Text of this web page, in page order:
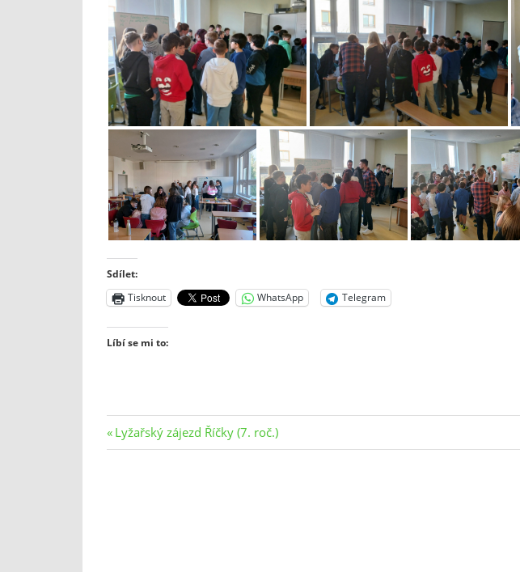
Sdílet:
Tisknout
WhatsApp Telegram
Líbí se mi to:
Navigace
Previous
Post:
Lyžařský zájezd Říčky (7. roč.)